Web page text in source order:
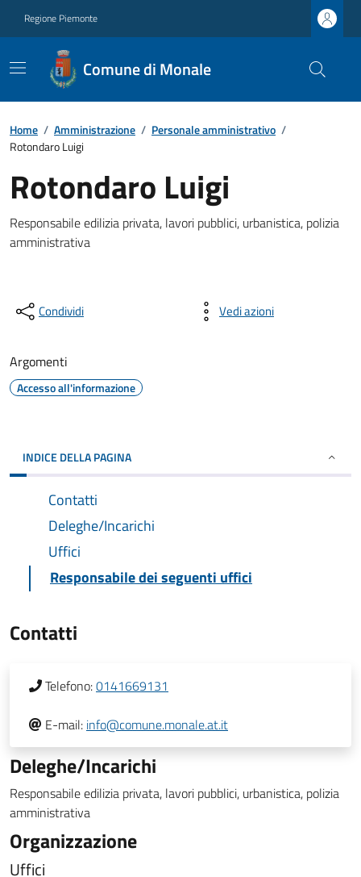
Regione Piemonte
Comune di Monale
Home / Amministrazione / Personale amministrativo /
Rotondaro Luigi
Rotondaro Luigi
Responsabile edilizia privata, lavori pubblici, urbanistica, polizia
amministrativa
Condividi Vedi azioni
Argomenti
Accesso all'informazione
INDICE DELLA PAGINA
Contatti
Deleghe/Incarichi
Uffici
Responsabile dei seguenti uffici
Contatti
Telefono:0141669131
E-mail: info@comune.monale.at.it
Deleghe/Incarichi
Responsabile edilizia privata, lavori pubblici, urbanistica, polizia
amministrativa
Organizzazione
Uffici